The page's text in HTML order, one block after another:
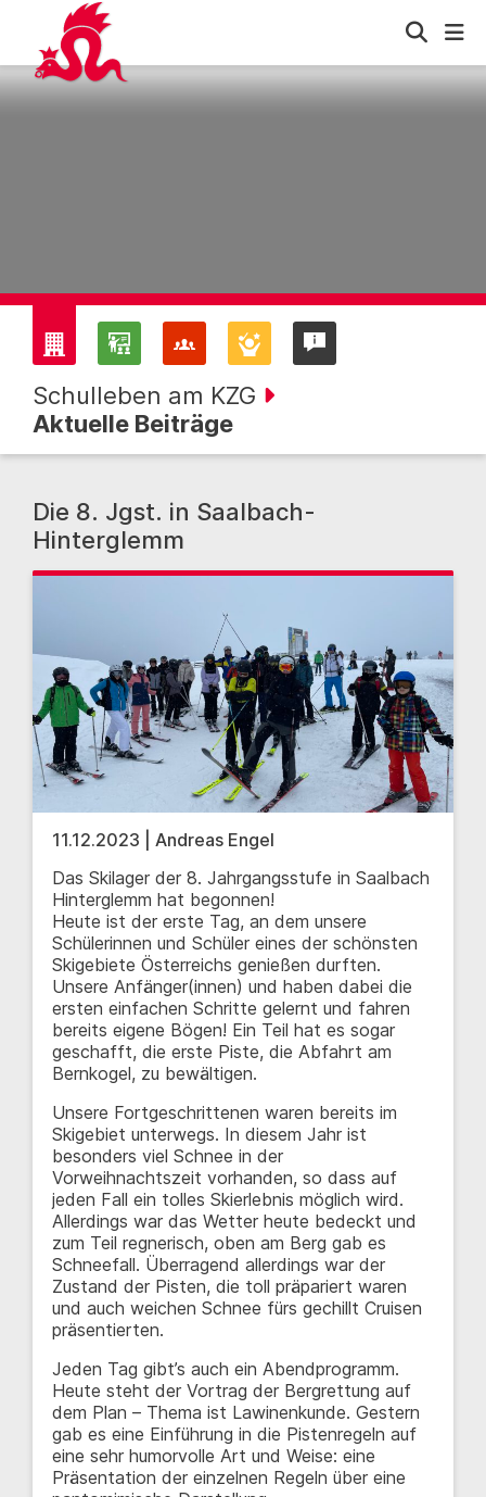
Schulleben am KZG
Aktuelle Beiträge
Die 8. Jgst. in Saalbach-
Hinterglemm
11.12.2023 | Andreas Engel
Das Skilager der 8. Jahrgangsstufe in Saalbach
Hinterglemm hat begonnen!
Heute ist der erste Tag, an dem unsere
Schülerinnen und Schüler eines der schönsten
Skigebiete Österreichs genießen durften.
Unsere Anfänger(innen) und haben dabei die
ersten einfachen Schritte gelernt und fahren
bereits eigene Bögen! Ein Teil hat es sogar
geschafft, die erste Piste, die Abfahrt am
Bernkogel, zu bewältigen.
Unsere Fortgeschrittenen waren bereits im
Skigebiet unterwegs. In diesem Jahr ist
besonders viel Schnee in der
Vorweihnachtszeit vorhanden, so dass auf
jeden Fall ein tolles Skierlebnis möglich wird.
Allerdings war das Wetter heute bedeckt und
zum Teil regnerisch, oben am Berg gab es
Schneefall. Überragend allerdings war der
Zustand der Pisten, die toll präpariert waren
und auch weichen Schnee fürs gechillt Cruisen
präsentierten.
Jeden Tag gibt’s auch ein Abendprogramm.
Heute steht der Vortrag der Bergrettung auf
dem Plan – Thema ist Lawinenkunde. Gestern
gab es eine Einführung in die Pistenregeln auf
eine sehr humorvolle Art und Weise: eine
Präsentation der einzelnen Regeln über eine